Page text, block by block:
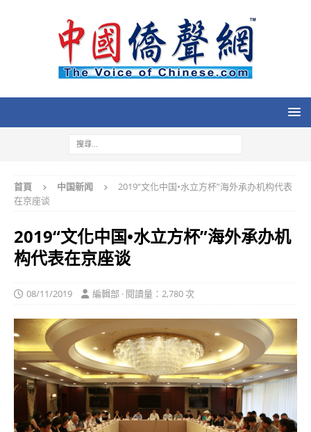
首頁 中国新闻
2019“文化中国•水立方杯”海外承办机构代表
在京座谈
2019“文化中国•水立方杯”海外承办机
构代表在京座谈
08/11/2019 編輯部 · 閱讀量：2,780 次